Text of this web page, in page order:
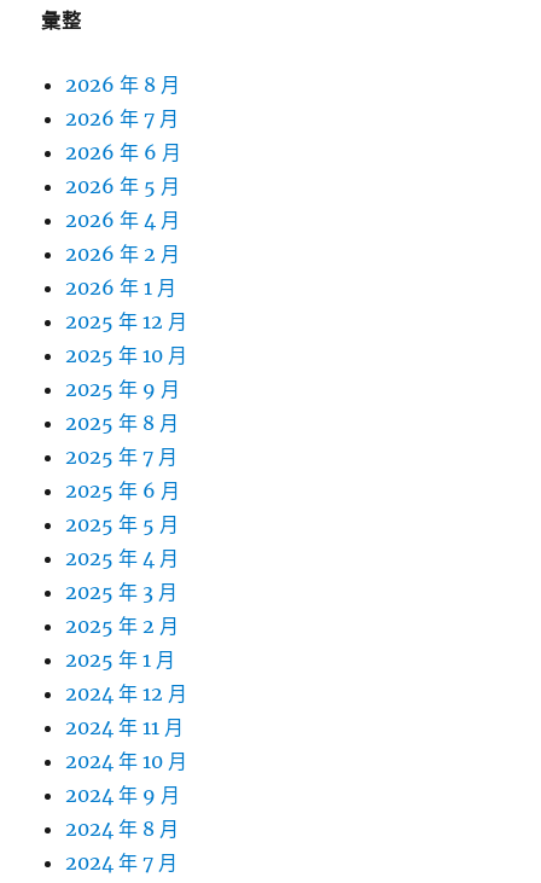
彙整
2026 年 8 月
2026 年 7 月
2026 年 6 月
2026 年 5 月
2026 年 4 月
2026 年 2 月
2026 年 1 月
2025 年 12 月
2025 年 10 月
2025 年 9 月
2025 年 8 月
2025 年 7 月
2025 年 6 月
2025 年 5 月
2025 年 4 月
2025 年 3 月
2025 年 2 月
2025 年 1 月
2024 年 12 月
2024 年 11 月
2024 年 10 月
2024 年 9 月
2024 年 8 月
2024 年 7 月